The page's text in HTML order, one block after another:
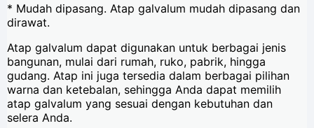
* Mudah dipasang. Atap galvalum mudah dipasang dan
dirawat.
Atap galvalum dapat digunakan untuk berbagai jenis
bangunan, mulai dari rumah, ruko, pabrik, hingga
gudang. Atap ini juga tersedia dalam berbagai pilihan
warna dan ketebalan, sehingga Anda dapat memilih
atap galvalum yang sesuai dengan kebutuhan dan
selera Anda.